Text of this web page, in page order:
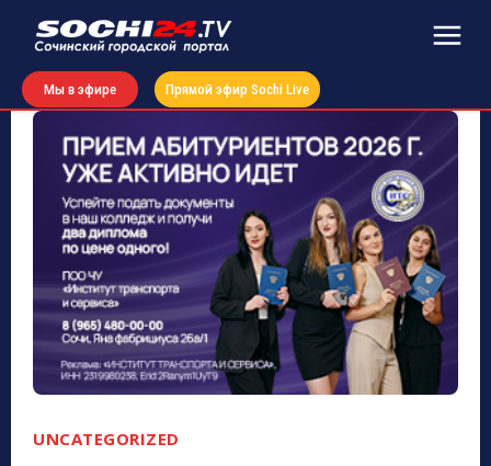
Мы в эфире Прямой эфир Sochi Live
UNCATEGORIZED